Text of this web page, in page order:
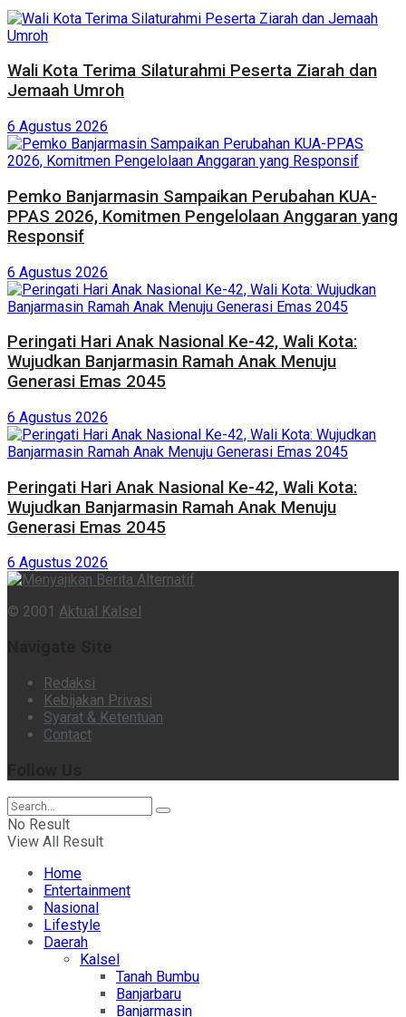
Wali Kota Terima Silaturahmi Peserta Ziarah dan
Jemaah Umroh
6 Agustus 2026
Pemko Banjarmasin Sampaikan Perubahan KUA-
PPAS 2026, Komitmen Pengelolaan Anggaran yang
Responsif
6 Agustus 2026
Peringati Hari Anak Nasional Ke-42, Wali Kota:
Wujudkan Banjarmasin Ramah Anak Menuju
Generasi Emas 2045
6 Agustus 2026
Peringati Hari Anak Nasional Ke-42, Wali Kota:
Wujudkan Banjarmasin Ramah Anak Menuju
Generasi Emas 2045
6 Agustus 2026
© 2001 Aktual Kalsel
Redaksi
Kebijakan Privasi
Syarat & Ketentuan
Contact
No Result
View All Result
Home
Entertainment
Nasional
Lifestyle
Daerah
Kalsel
Tanah Bumbu
Banjarbaru
Banjarmasin